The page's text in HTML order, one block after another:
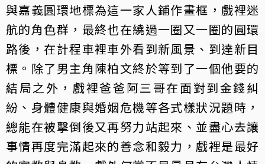
與嘉義圓環地標為這一家人鋪作畫框，戲裡迷
航的角色群，最終也在繞過一圈又一圈的圓環
路後，在計程車裡車外看到新風景、到達新目
標。除了男主角陳柏文終於等到了一個他要的
結局之外，戲裡爸爸阿三哥在面對到金錢糾
紛、身體健康與婚姻危機等各式樣狀況題時，
總能在被擊倒後又再努力站起來、並盡心去讓
事情再度完滿起來的善念和毅力，戲裡是最好